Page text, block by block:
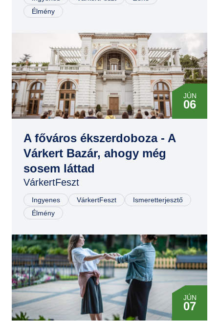
Élmény
JÚN
06
JÚN
07
A főváros ékszerdoboza - A
Várkert Bazár, ahogy még
sosem láttad
VárkertFeszt
Ingyenes VárkertFeszt
Ismeretterjesztő
Élmény
JÚN
07